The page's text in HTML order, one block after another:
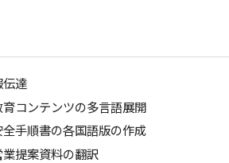
達
コンテンツの多言語展開
手順書の各国語版の作成
提案資料の翻訳